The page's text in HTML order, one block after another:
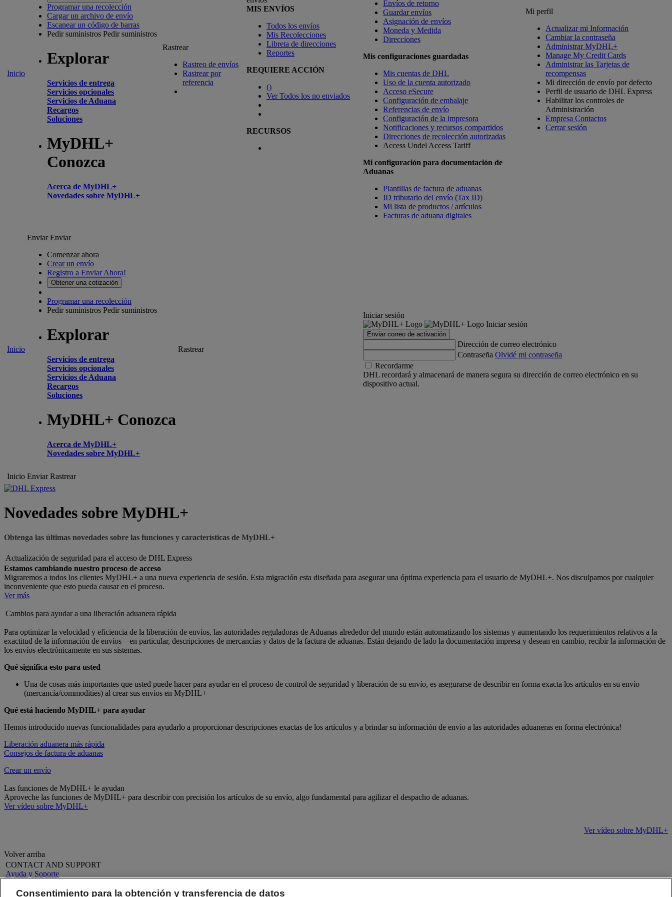
Inicio
Programar una recolección
Cargar un archivo de envío
Escanear un código de barras
Pedir suministros Pedir suministros
Explorar
Servicios de entrega
Servicios opcionales
Servicios de Aduana
Recargos
Soluciones
MyDHL+
Conozca
Acerca de MyDHL+
Novedades sobre MyDHL+
Rastrear
Rastreo de envíos
Rastrear por
referencia
MIS ENVÍOS
Todos los envíos
Mis Recolecciones
Libreta de direcciones
Reportes
REQUIERE ACCIÓN
()
Ver Todos los no enviados
RECURSOS
Envíos de retorno
Guardar envíos
Asignación de envíos
Moneda y Medida
Direcciones
Mis configuraciones guardadas
Mis cuentas de DHL
Uso de la cuenta autorizado
Acceso eSecure
Configuración de embalaje
Referencias de envío
Configuración de la impresora
Notificaciones y recursos compartidos
Direcciones de recolección autorizadas
Access Undel Access Tariff
Mi configuración para documentación de
Aduanas
Plantillas de factura de aduanas
ID tributario del envío (Tax ID)
Mi lista de productos / artículos
Facturas de aduana digitales
Mi perfil
Actualizar mi Información
Cambiar la contraseña
Administrar MyDHL+
Manage My Credit Cards
Administrar las Tarjetas de
recompensas
Mi dirección de envío por defecto
Perfil de usuario de DHL Express
Habilitar los controles de
Administración
Empresa Contactos
Cerrar sesión
Inicio
EnviarEnviar
Comenzar ahora
Crear un envío
Registro a Enviar Ahora!
Obtener una cotización
Programar una recolección
Pedir suministros Pedir suministros
Explorar
Servicios de entrega
Servicios opcionales
Servicios de Aduana
Recargos
Soluciones
MyDHL+ Conozca
Acerca de MyDHL+
Novedades sobre MyDHL+
Rastrear
Iniciar sesión
Iniciar sesión
Enviar correo de activación
Dirección de correo electrónico
Contraseña Olvidé mi contraseña
Recordarme
DHL recordará y almacenará de manera segura su dirección de correo electrónico en su
dispositivo actual.
Inicio Enviar Rastrear
Novedades sobre MyDHL+
Obtenga las últimas novedades sobre las funciones y características de MyDHL+
Actualización de seguridad para el acceso de DHL Express
Estamos cambiando nuestro proceso de acceso
Migraremos a todos los clientes MyDHL+ a una nueva experiencia de sesión. Esta migración esta diseñada para asegurar una óptima experiencia para el usuario de MyDHL+. Nos disculpamos por cualquier
inconveniente que esto pueda causar en el proceso.
Ver más
Cambios para ayudar a una liberación aduanera rápida
Para optimizar la velocidad y eficiencia de la liberación de envíos, las autoridades reguladoras de Aduanas alrededor del mundo están automatizando los sistemas y aumentando los requerimientos relativos a la
exactitud de la información de envíos – en particular, descripciones de mercancías y datos de la factura de aduanas. Están dejando de lado la documentación impresa y desean en cambio, recibir la información de
los envíos electrónicamente en sus sistemas.
Qué significa esto para usted
Una de cosas más importantes que usted puede hacer para ayudar en el proceso de control de seguridad y liberación de su envío, es asegurarse de describir en forma exacta los artículos en su envío
(mercancía/commodities) al crear sus envíos en MyDHL+
Qué está haciendo MyDHL+ para ayudar
Hemos introducido nuevas funcionalidades para ayudarlo a proporcionar descripciones exactas de los artículos y a brindar su información de envío a las autoridades aduaneras en forma electrónica!
Liberación aduanera más rápida
Consejos de factura de aduanas
Crear un envío
Las funciones de MyDHL+ le ayudan
Aproveche las funciones de MyDHL+ para describir con precisión los artículos de su envío, algo fundamental para agilizar el despacho de aduanas.
Ver vídeo sobre MyDHL+
Ver vídeo sobre MyDHL+
Volver arriba
CONTACT AND SUPPORT
Ayuda y Soporte
Contáctenos
Consentimiento para la obtención y transferencia de datos